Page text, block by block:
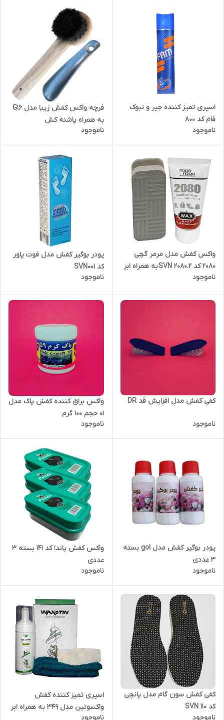
اسپری تمیز کننده جیر و نبوک
فام کد 800
ناموجود
فرچه واکس کفش زیبا مدل G16
به همراه پاشنه کش
ناموجود
واکس کفش مدل مرمر گچی
2080 کد 2.SVN 2080 به همراه ابر
ناموجود
پودر بوگیر کفش مدل فوت پاور
کد SVN001
ناموجود
کفی کفش مدل افزایش قد DR
ناموجود
واکس براق کننده کفش پاک مدل
01 حجم 100 گرم
ناموجود
پودر بوگیر کفش مدل gol بسته
3 عددی
ناموجود
واکس کفش پاندا کد 141 بسته 3
عددی
ناموجود
کفی کفش سون گام مدل پانچی
کد SVN 110
ناموجود
اسپری تمیز کننده کفش
واکسوتین مدل 349 به همراه ابر
ناموجود